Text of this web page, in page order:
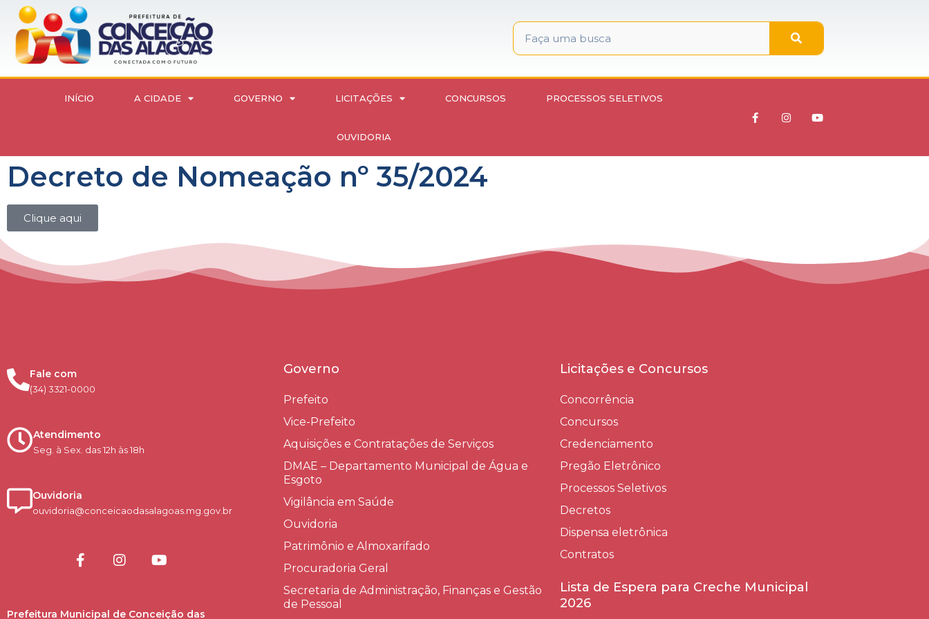
INÍCIO A CIDADE GOVERNO LICITAÇÕES CONCURSOS PROCESSOS SELETIVOS
OUVIDORIA
Decreto de Nomeação nº 35/2024
Clique aqui
Fale com
(34) 3321-0000
Atendimento
Seg. à Sex. das 12h às 18h
Ouvidoria
ouvidoria@conceicaodasalagoas.mg.gov.br
Prefeitura Municipal de Conceição das
Governo
Prefeito
Vice-Prefeito
Aquisições e Contratações de Serviços​
DMAE – Departamento Municipal de Água e
Esgoto
Vigilância em Saúde
Ouvidoria
Patrimônio e Almoxarifado
Procuradoria Geral
Secretaria de Administração, Finanças e Gestão
de Pessoal
Licitações e Concursos
Concorrência
Concursos
Credenciamento
Pregão Eletrônico
Processos Seletivos
Decretos
Dispensa eletrônica
Contratos
Lista de Espera para Creche Municipal
2026